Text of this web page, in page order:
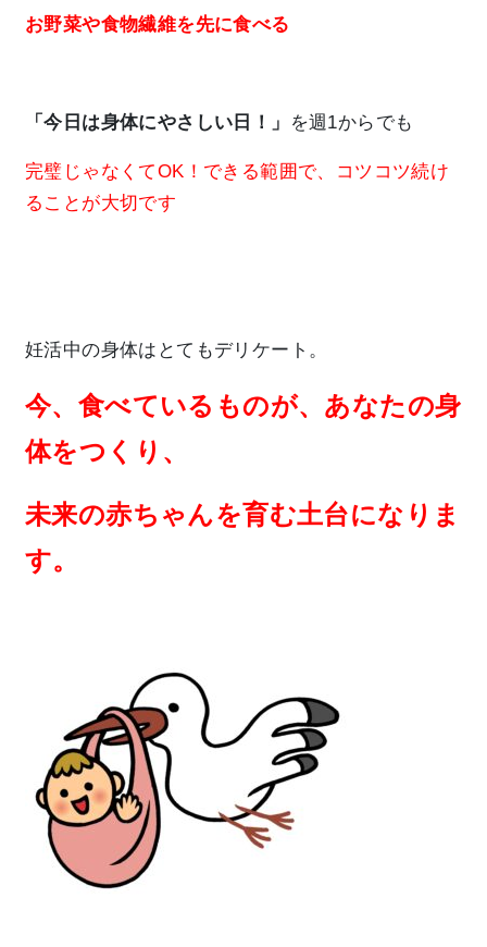
お野菜や食物繊維を先に食べる
「今日は身体にやさしい日！」 を週1からでも
完璧じゃなくてOK！できる範囲で、コツコツ続け
ることが大切です
妊活中の身体はとてもデリケート。
今、食べているものが、あなたの身
体をつくり、
未来の赤ちゃんを育む土台になりま
す。